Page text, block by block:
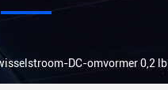
DC-omvormer 0,2